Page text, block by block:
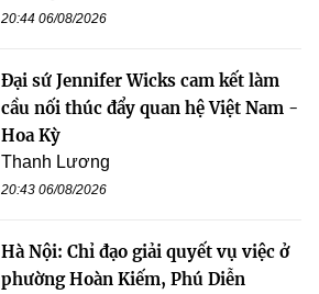
20:44 06/08/2026
Đại sứ Jennifer Wicks cam kết làm
cầu nối thúc đẩy quan hệ Việt Nam -
Hoa Kỳ
Thanh Lương
20:43 06/08/2026
Hà Nội: Chỉ đạo giải quyết vụ việc ở
phường Hoàn Kiếm, Phú Diễn